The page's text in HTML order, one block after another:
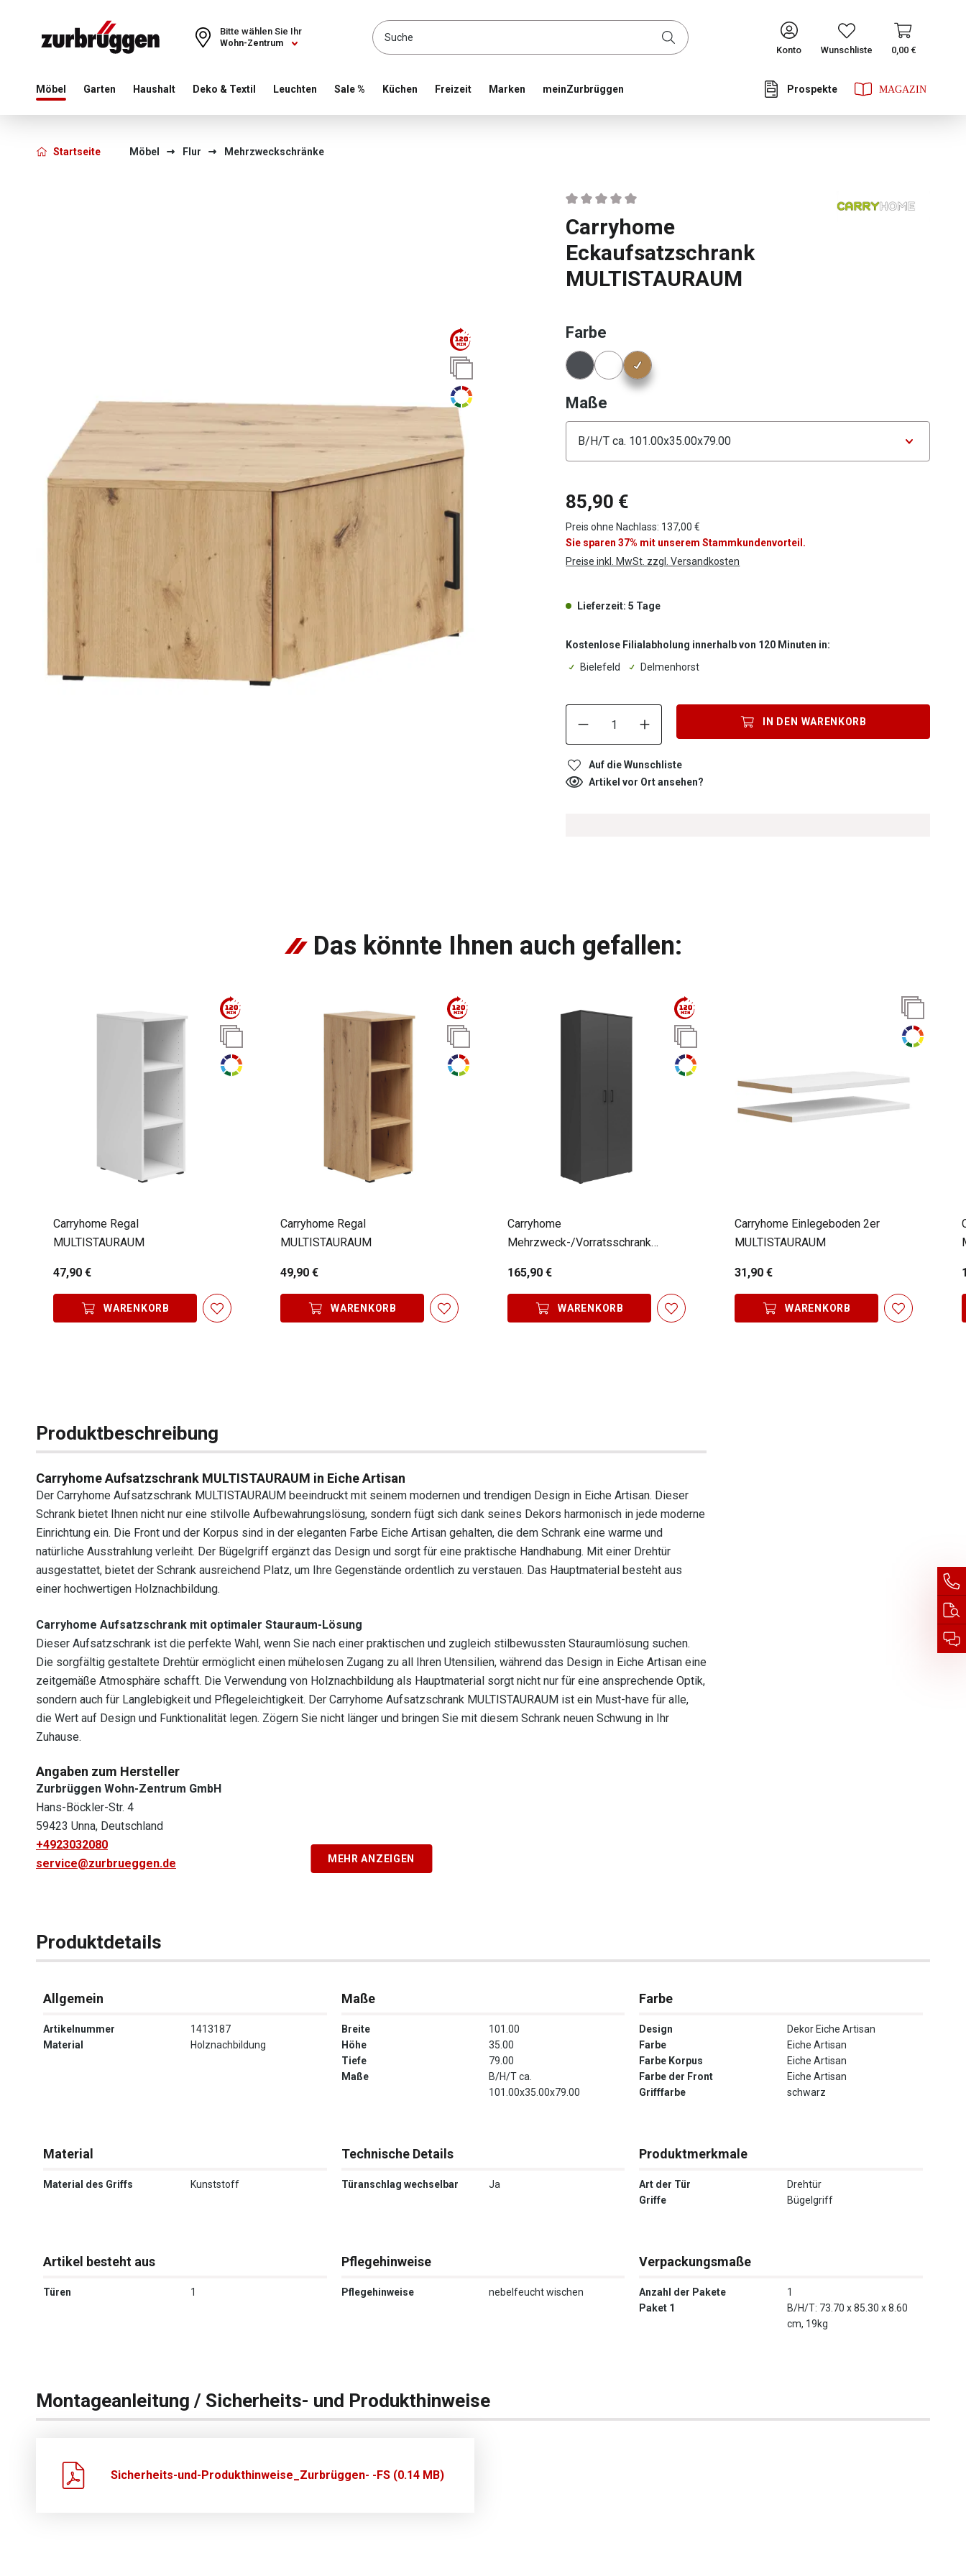
Choose a different country or region to see content for your location and shop online CONTINUE
Wohn-Zentrum
Bitte wählen Sie Ihr
Konto
Wunschliste 0,00 €
Möbel Garten Haushalt Deko & Textil Leuchten Sale % Küchen Freizeit Prospekte
Marken meinZurbrüggen
Startseite Möbel Flur Mehrzweckschränke
Durchschnittliche Bewertung von 0 von 5 Sternen
Carryhome
Eckaufsatzschrank
MULTISTAURAUM
Farbe
Konfigurator Farbe
Maße
Konfigurator Maße
85,90 €
Preis ohne Nachlass: 137,00 €
Sie sparen 37% mit unserem Stammkundenvorteil.
Preise inkl. MwSt. zzgl. Versandkosten
Lieferzeit: 5 Tage
Kostenlose Filialabholung innerhalb von 120 Minuten in:
Bielefeld
Delmenhorst
Produkt Anzahl: Gib den gewünschten Wert ein oder benutze die
IN DEN WARENKORB
Auf die Wunschliste
Artikel vor Ort ansehen?
Das könnte Ihnen auch gefallen:
Carryhome Regal
MULTISTAURAUM
47,90 €
WARENKORB
Carryhome Regal
MULTISTAURAUM
49,90 €
WARENKORB
Carryhome
Mehrzweck-/Vorratsschrank
165,90 €
WARENKORB
Carryhome Einlegeboden 2er
MULTISTAURAUM
31,90 €
WARENKORB
Produktbeschreibung
Carryhome Aufsatzschrank MULTISTAURAUM in Eiche Artisan
Der Carryhome Aufsatzschrank MULTISTAURAUM beeindruckt mit seinem modernen und trendigen Design in Eiche Artisan. Dieser
Schrank bietet Ihnen nicht nur eine stilvolle Aufbewahrungslösung, sondern fügt sich dank seines Dekors harmonisch in jede moderne
Einrichtung ein. Die Front und der Korpus sind in der eleganten Farbe Eiche Artisan gehalten, die dem Schrank eine warme und
natürliche Ausstrahlung verleiht. Der Bügelgriff ergänzt das Design und sorgt für eine praktische Handhabung. Mit einer Drehtür
ausgestattet, bietet der Schrank ausreichend Platz, um Ihre Gegenstände ordentlich zu verstauen. Das Hauptmaterial besteht aus
einer hochwertigen Holznachbildung.
Carryhome Aufsatzschrank mit optimaler Stauraum-Lösung
Dieser Aufsatzschrank ist die perfekte Wahl, wenn Sie nach einer praktischen und zugleich stilbewussten Stauraumlösung suchen.
Die sorgfältig gestaltete Drehtür ermöglicht einen mühelosen Zugang zu all Ihren Utensilien, während das Design in Eiche Artisan eine
zeitgemäße Atmosphäre schafft. Die Verwendung von Holznachbildung als Hauptmaterial sorgt nicht nur für eine ansprechende Optik,
sondern auch für Langlebigkeit und Pflegeleichtigkeit. Der Carryhome Aufsatzschrank MULTISTAURAUM ist ein Must-have für alle,
die Wert auf Design und Funktionalität legen. Zögern Sie nicht länger und bringen Sie mit diesem Schrank neuen Schwung in Ihr
Zuhause.
Angaben zum Hersteller
Zurbrüggen Wohn-Zentrum GmbH
Hans-Böckler-Str. 4
59423 Unna, Deutschland
+4923032080
service@zurbrueggen.de
MEHR ANZEIGEN
Produktdetails
Allgemein
Artikelnummer
1413187
Material
Holznachbildung
Maße
Breite
101.00
Höhe
35.00
Tiefe
79.00
Maße
B/H/T ca.
101.00x35.00x79.00
Farbe
Design
Dekor Eiche Artisan
Farbe
Eiche Artisan
Farbe Korpus
Eiche Artisan
Farbe der Front
Eiche Artisan
Grifffarbe
schwarz
Material
Material des Griffs Kunststoff
Technische Details
Türanschlag wechselbar Ja
Produktmerkmale
Art der Tür
Drehtür
Griffe
Bügelgriff
Artikel besteht aus
Türen 1
Pflegehinweise
Pflegehinweise nebelfeucht wischen
Verpackungsmaße
Anzahl der Pakete
1
Paket 1
B/H/T: 73.70 x 85.30 x 8.60
cm, 19kg
Montageanleitung / Sicherheits- und Produkthinweise
Sicherheits-und-Produkthinweise_Zurbrüggen- -FS (0.14 MB)